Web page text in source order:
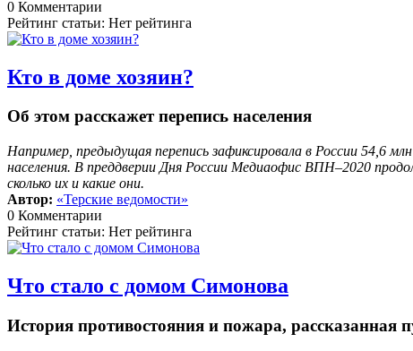
0 Комментарии
Рейтинг статьи: Нет рейтинга
Кто в доме хозяин?
Об этом расскажет перепись населения
Например, предыдущая перепись зафиксировала в России 54,6
населения. В преддверии Дня России Медиаофис ВПН–2020
сколько их и какие они.
Автор: «Терские ведомости»
0 Комментарии
Рейтинг статьи: Нет рейтинга
Что стало с домом Симонова
История противостояния и пожара, рассказанная